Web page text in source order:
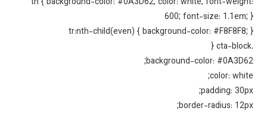
600; font-size:
tr:nth-child(even) { background-color:
background-color:
color:
padding:
border-radius: